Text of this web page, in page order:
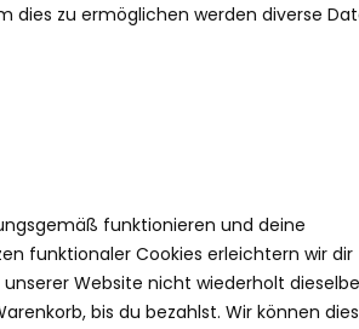
dies zu ermöglichen werden diverse
funktionieren und deine
funktionaler Cookies erleichtern wir dir
Website nicht wiederholt
bis du bezahlst. Wir können